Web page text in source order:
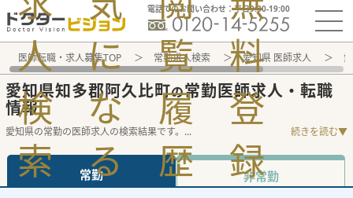
電話でのお問い合わせ：平日9:30-19:00
人
検
索
に
な
る
覧
履
歴
料
登
録
医師転職・求人募集TOP 常勤求人検索 愛知県 医師求人
愛知県知多郡阿久比町の常勤医師求人・転職
情報
愛知県の常勤の医師求人の検索結果です。 ... 続きを読む▼
常勤 非常勤